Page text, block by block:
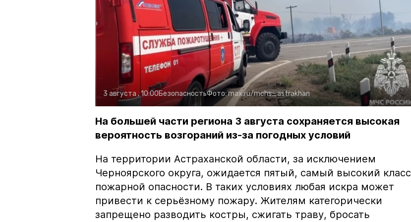
3 августа , 10:00БезопасностьФото:max.ru/mchs_astrakhan
На большей части региона 3 августа сохраняется высокая
вероятность возгораний из-за погодных условий
На территории Астраханской области, за исключением
Черноярского округа, ожидается пятый, самый высокий класс
пожарной опасности. В таких условиях любая искра может
привести к серьёзному пожару. Жителям категорически
запрещено разводить костры, сжигать траву, бросать